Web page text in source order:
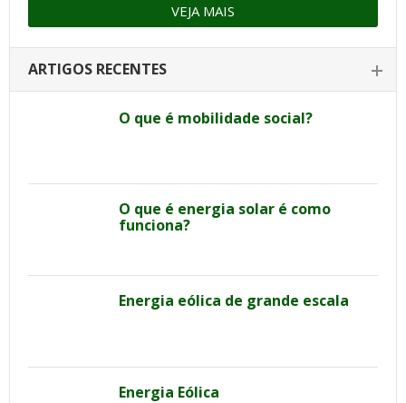
VEJA MAIS
ARTIGOS RECENTES
O que é mobilidade social?
O que é energia solar é como
funciona?
Energia eólica de grande escala
Energia Eólica